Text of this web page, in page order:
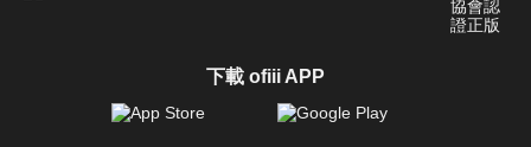
下載 ofiii APP